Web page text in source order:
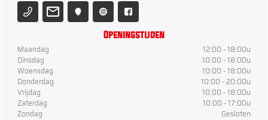
Openingstijden
Maandag
12:00 - 18:00u
Dinsdag
10:00 - 18:00u
Woensdag
10:00 - 18:00u
Donderdag
10:00 - 20:00u
Vrijdag
10:00 - 18:00u
Zaterdag
10:00 - 17:00u
Zondag
Gesloten